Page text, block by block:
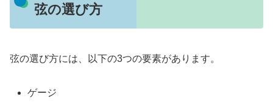
弦の選び方
弦の選び方には、以下の3つの要素があります。
ゲージ